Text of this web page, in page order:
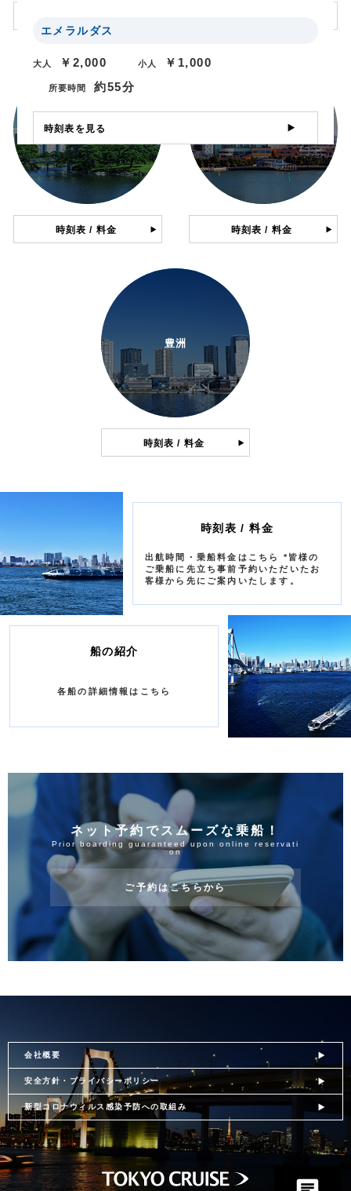
エメラルダス
大人 ￥2,000 小人 ￥1,000
所要時間 約55分
時刻表を見る
浜離宮（下船のみ）
時刻表 / 料金
お台場海浜公園
時刻表 / 料金
豊洲
時刻表 / 料金
時刻表 / 料金
出航時間・乗船料金はこちら *皆様の
ご乗船に先立ち事前予約いただいたお
客様から先にご案内いたします。
船の紹介
各船の詳細情報はこちら
ネット予約でスムーズな乗船！
Prior boarding guaranteed upon online reservati
on
ご予約はこちらから
会社概要
安全方針・プライバシーポリシー
新型コロナウィルス感染予防への取組み